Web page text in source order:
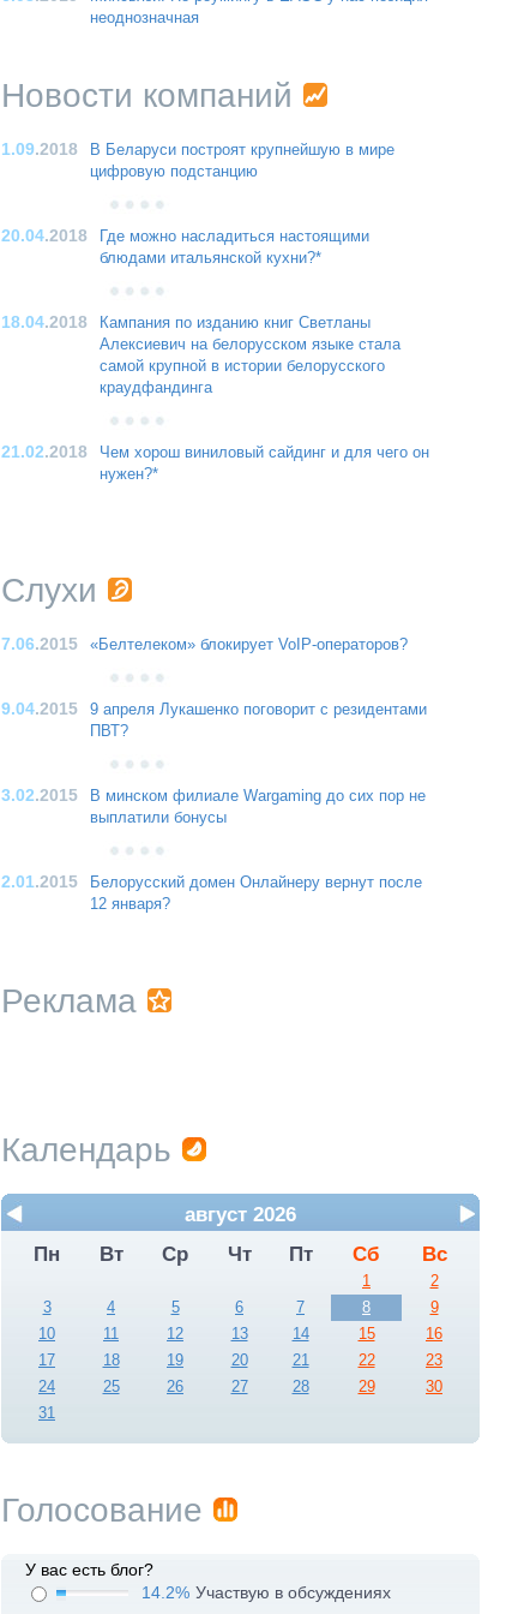
неоднозначная
Новости компаний
1.09.2018
В Беларуси построят крупнейшую в мире
цифровую подстанцию
20.04.2018
Где можно насладиться настоящими
блюдами итальянской кухни?*
18.04.2018
Кампания по изданию книг Светланы
Алексиевич на белорусском языке стала
самой крупной в истории белорусского
краудфандинга
21.02.2018
Чем хорош виниловый сайдинг и для чего он
нужен?*
Слухи
7.06.2015 «Белтелеком» блокирует VoIP-операторов?
9.04.2015
9 апреля Лукашенко поговорит с резидентами
ПВТ?
3.02.2015
В минском филиале Wargaming до сих пор не
выплатили бонусы
2.01.2015
Белорусский домен Онлайнеру вернут после
12 января?
Реклама
Календарь
август 2026
Пн
Вт Ср Чт Пт Сб Вс
1
2
3
4 5 6 7 8
9
10
11 12 13 14 15
16
17
18 19 20 21 22
23
24
25 26 27 28 29
30
31
Голосование
У вас есть блог?
14.2% Участвую в обсуждениях